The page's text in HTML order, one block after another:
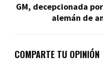
GM, decepcionada
alemán de
COMPARTE TU OPINIÓN